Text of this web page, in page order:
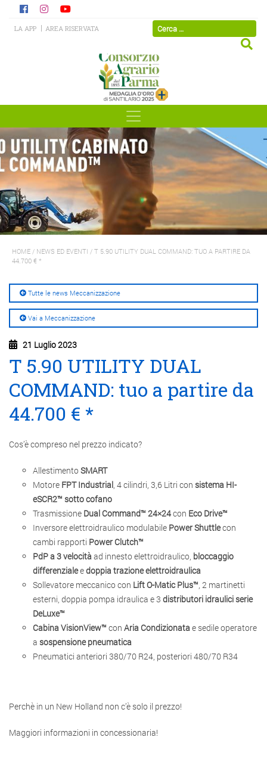
LA APP AREA RISERVATA
HOME / NEWS ED EVENTI / T 5.90 UTILITY DUAL COMMAND: TUO A PARTIRE DA
44.700 € *
Tutte le news Meccanizzazione
Vai a Meccanizzazione
21 Luglio 2023
T 5.90 UTILITY DUAL
COMMAND: tuo a partire da
44.700 € *
Cos’è compreso nel prezzo indicato?
Allestimento SMART
Motore FPT Industrial, 4 cilindri, 3,6 Litri con sistema HI-
eSCR2™ sotto cofano
Trasmissione Dual Command™ 24×24con Eco Drive™
Inversore elettroidraulico modulabile Power Shuttlecon
cambi rapporti Power Clutch™
PdP a 3 velocitàad innesto elettroidraulico, bloccaggio
differenzialeedoppia trazione elettroidraulica
Sollevatore meccanico con Lift O-Matic Plus™, 2 martinetti
esterni, doppia pompa idraulica e 3 distributori idraulici serie
DeLuxe™
Cabina VisionView™ con Aria Condizionatae sedile operatore
a sospensione pneumatica
Pneumatici anteriori 380/70 R24, posteriori 480/70 R34
Perchè in un New Holland non c’è solo il prezzo!
Maggiori informazioni in concessionaria!